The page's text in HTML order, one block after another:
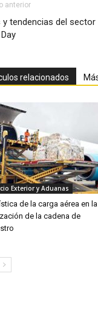
anterior
y tendencias del
relacionados
Exterior y Aduanas
de la carga aérea en la
de la cadena de